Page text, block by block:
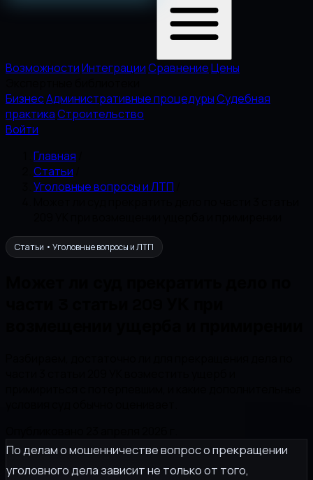
ВозможностиИнтеграцииСравнениеЦены
БизнесАдминистративные процедурыСудебная
практикаСтроительство
Войти
Главная
Статьи
Уголовные вопросы и ЛТП
Статьи • Уголовные вопросы и ЛТП
По делам о мошенничестве вопрос о прекращении
уголовного дела зависит не только от того,